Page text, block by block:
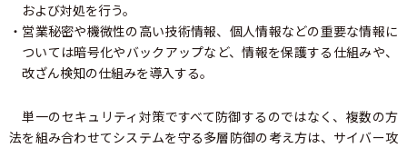
および対処を行う。
・営業秘密や機微性の高い技術情報、個人情報などの重要な情報に
ついては暗号化やバックアップなど、情報を保護する仕組みや、
改ざん検知の仕組みを導入する。
単一のセキュリティ対策ですべて防御するのではなく、複数の方
法を組み合わせてシステムを守る多層防御の考え方は、サイバー攻